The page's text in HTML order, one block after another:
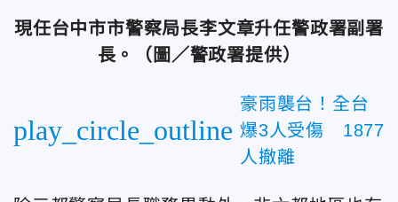
現任台中市市警察局長李文章升任警政署副署
長。
（圖／警政署提供）
play_circle_outline
豪雨襲台！全台
爆3人受傷 1877
人撤離